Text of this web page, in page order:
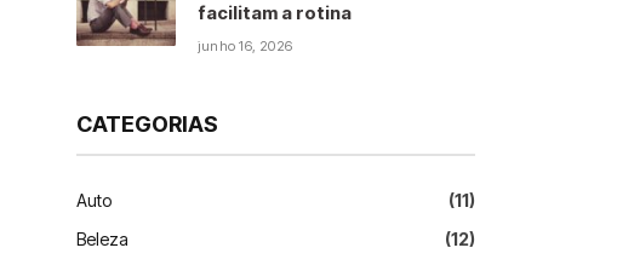
facilitam a rotina
junho 16, 2026
CATEGORIAS
Auto
(11)
Beleza
(12)